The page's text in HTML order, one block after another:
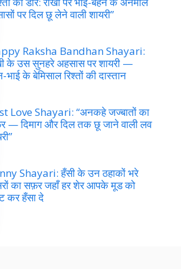
पर दिल छू लेने वाली शायरी”
Raksha Bandhan Shayari:
के उस सुनहरे अहसास पर शायरी —
भाई के बेमिसाल रिश्तों की दास्तान
Love Shayari: “अनकहे जज्बातों का
— दिमाग और दिल तक छू जाने वाली लव
Shayari: हँसी के उन ठहाकों भरे
का सफ़र जहाँ हर शेर आपके मूड को
कर हँसा दे